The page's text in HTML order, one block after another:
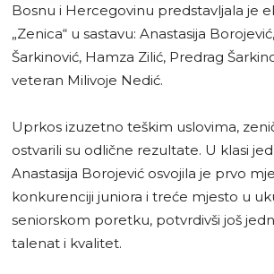
Bosnu i Hercegovinu predstavljala je
„Zenica“ u sastavu: Anastasija
Šarkinović, Hamza Zilić, Predrag
veteran Milivoje Nedić.
Uprkos izuzetno teškim uslovima,
ostvarili su odlične rezultate. U klasi
Anastasija Borojević osvojila je prvo
konkurenciji juniora i treće mjesto u
seniorskom poretku, potvrdivši još
talenat i kvalitet.